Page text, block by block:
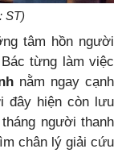
ST)
tâm hồn người
từng làm việc
nằm ngay cạnh
đây hiện còn lưu
người thanh
chân lý giải cứu